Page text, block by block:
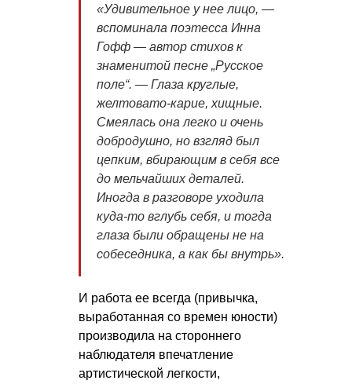
«Удивительное у нее лицо, —
вспоминала поэтесса Инна
Гофф — автор стихов к
знаменитой песне „Русское
поле“. — Глаза круглые,
желтовато-карие, хищные.
Смеялась она легко и очень
добродушно, но взгляд был
цепким, вбирающим в себя все
до мельчайших деталей.
Иногда в разговоре уходила
куда-то вглубь себя, и тогда
глаза были обращены не на
собеседника, а как бы внутрь».
И работа ее всегда (привычка,
выработанная со времен юности)
производила на стороннего
наблюдателя впечатление
артистической легкости,